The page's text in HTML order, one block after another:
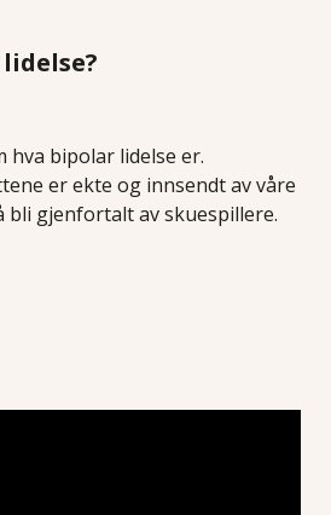
hva bipolar lidelse er.
er ekte og innsendt av våre
bli gjenfortalt av skuespillere.